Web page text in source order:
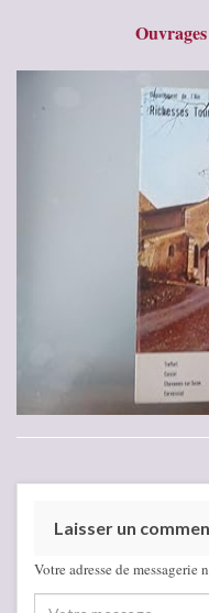
Laisser un
Votre adresse de messagerie